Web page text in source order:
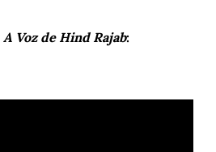
A Voz de Hind Rajab: